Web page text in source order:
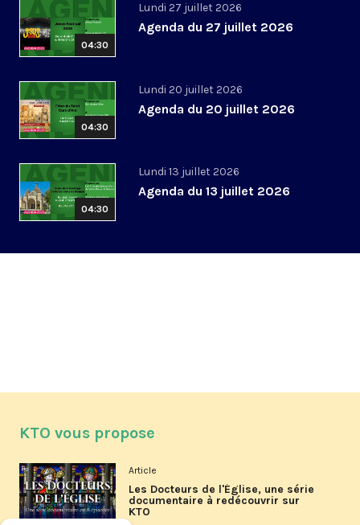
04:30
Lundi 27 juillet 2026
Agenda du 27 juillet 2026
04:30
Lundi 20 juillet 2026
Agenda du 20 juillet 2026
04:30
Lundi 13 juillet 2026
Agenda du 13 juillet 2026
KTO vous propose
Article
Les Docteurs de l'Église, une série
documentaire à redécouvrir sur
KTO